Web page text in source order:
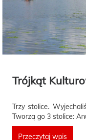
Trójkąt
Trzy stolice.
Tworzą go 3 stolice:
Przeczytaj wpis